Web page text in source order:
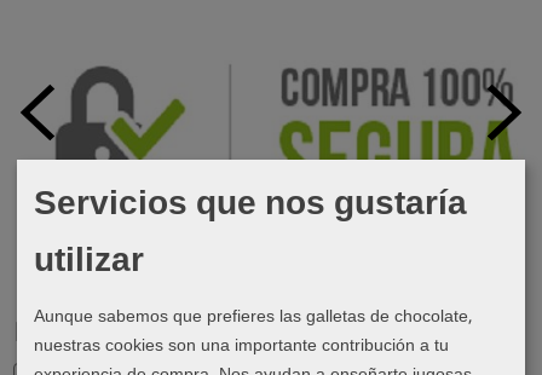
Marcas
Servicios que nos gustaría
utilizar
Aunque sabemos que prefieres las galletas de chocolate,
nuestras cookies son una importante contribución a tu